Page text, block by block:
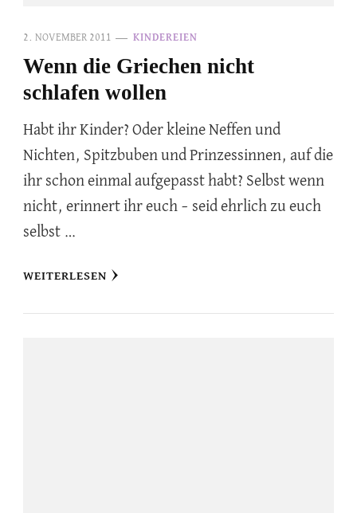
2. NOVEMBER 2011 KINDEREIEN
Wenn die Griechen nicht
schlafen wollen
Habt ihr Kinder? Oder kleine Neffen und
Nichten, Spitzbuben und Prinzessinnen, auf die
ihr schon einmal aufgepasst habt? Selbst wenn
nicht, erinnert ihr euch – seid ehrlich zu euch
selbst …
WEITERLESEN